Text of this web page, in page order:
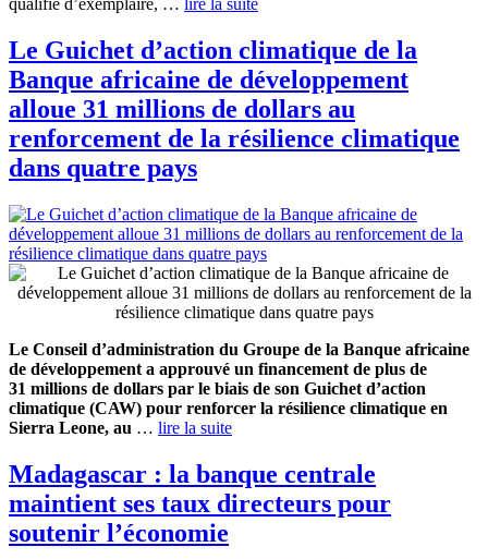
qualifié d’exemplaire, … lire la suite
Le Guichet d’action climatique de la
Banque africaine de développement
alloue 31 millions de dollars au
renforcement de la résilience climatique
dans quatre pays
Le Conseil d’administration du Groupe de la Banque africaine
de développement a approuvé un financement de plus de
31 millions de dollars par le biais de son Guichet d’action
climatique (CAW) pour renforcer la résilience climatique en
Sierra Leone, au … lire la suite
Madagascar : la banque centrale
maintient ses taux directeurs pour
soutenir l’économie